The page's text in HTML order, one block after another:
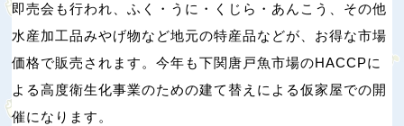
即売会も行われ、ふく・うに・くじら・あんこう、その他
水産加工品みやげ物など地元の特産品などが、お得な市場
価格で販売されます。今年も下関唐戸魚市場のHACCPに
よる高度衛生化事業のための建て替えによる仮家屋での開
催になります。